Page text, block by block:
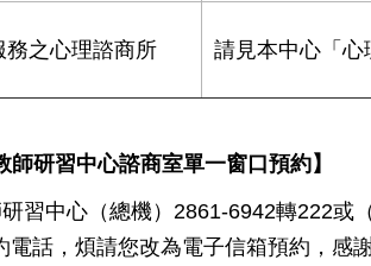
之心理諮商所 請見本中心「
研習中心諮商室單一窗口預約】
習中心（總機）2861-6942轉222或
，煩請您改為電子信箱預約，感